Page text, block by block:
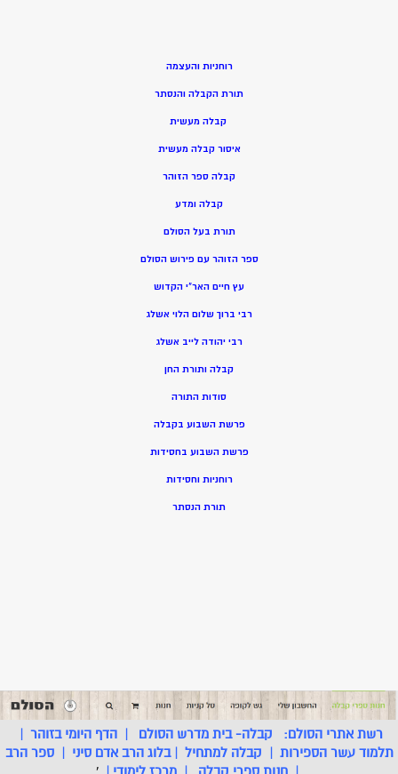
רוחניות והעצמה
תורת הקבלה והנסתר
קבלה מעשית
איסור קבלה מעשית
קבלה ספר הזוהר
קבלה ומדע
תורת בעל הסולם
ספר הזוהר עם פירוש הסולם
עץ חיים האר”י הקדוש
רבי ברוך שלום הלוי אשלג
רבי יהודה לייב אשלג
קבלה ותורת החן
סודות התורה
פרשת השבוע בקבלה
פרשת השבוע בחסידות
רוחניות וחסידות
תורת הנסתר
רשת אתרי הסולם: קבלה- בית מדרש הסולם |הדף היומי בזוהר |
תלמוד עשר הספירות | קבלה למתחיל |בלוג הרב אדם סיני |ספר הרב